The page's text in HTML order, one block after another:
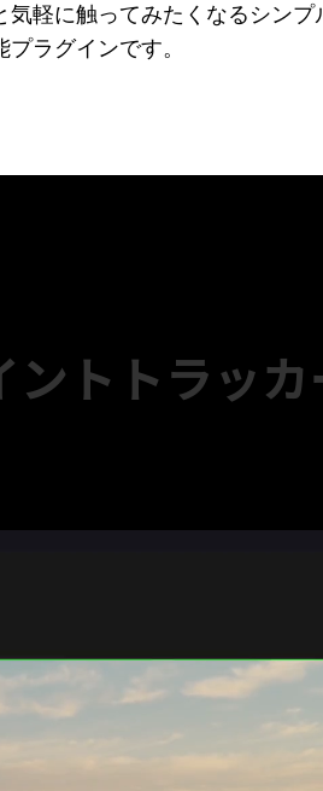
軽に触ってみたくなるシンプ
ラグインです。
トトラッカ